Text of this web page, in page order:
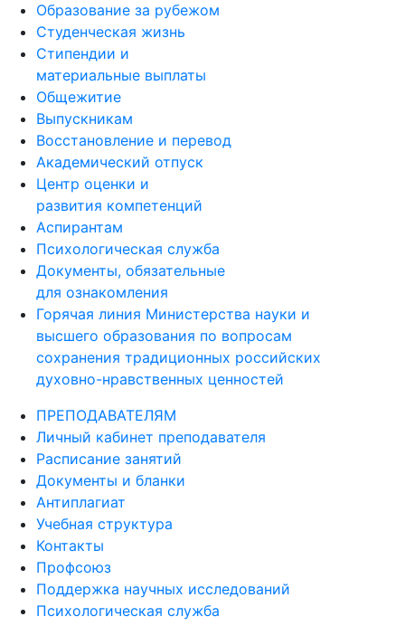
Образование за рубежом
Студенческая жизнь
Стипендии и
материальные выплаты
Общежитие
Выпускникам
Восстановление и перевод
Академический отпуск
Центр оценки и
развития компетенций
Аспирантам
Психологическая служба
Документы, обязательные
для ознакомления
Горячая линия Министерства науки и
высшего образования по вопросам
сохранения традиционных российских
духовно-нравственных ценностей
ПРЕПОДАВАТЕЛЯМ
Личный кабинет преподавателя
Расписание занятий
Документы и бланки
Антиплагиат
Учебная структура
Контакты
Профсоюз
Поддержка научных исследований
Психологическая служба